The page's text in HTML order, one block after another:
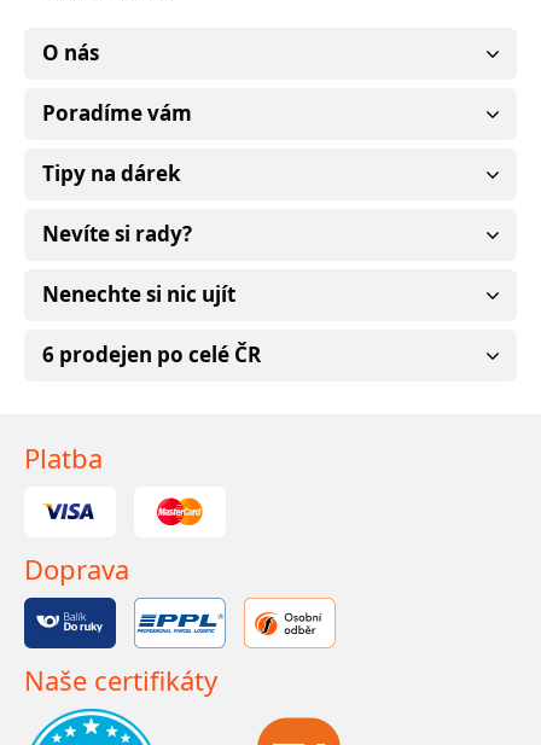
O nás
Poradíme vám
Tipy na dárek
Nevíte si rady?
Nenechte si nic ujít
6 prodejen po celé ČR
Platba
Doprava
Naše certifikáty